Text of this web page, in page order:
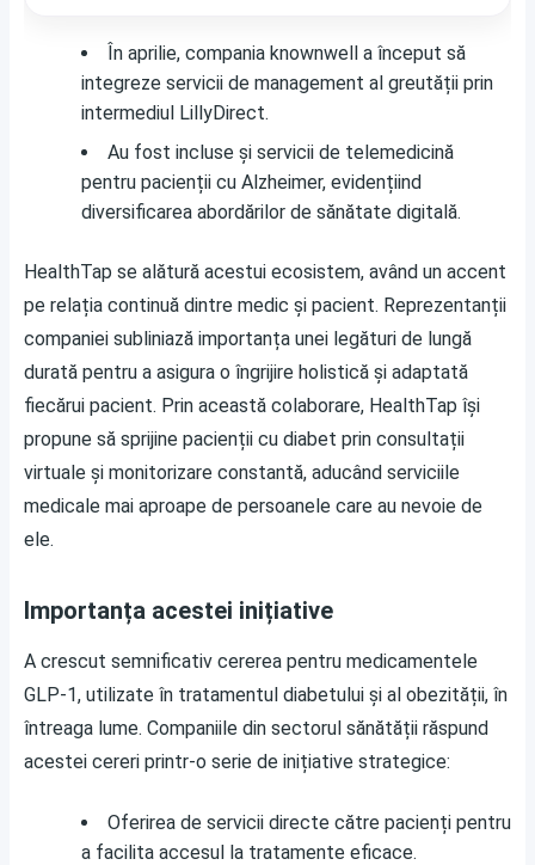
În aprilie, compania knownwell a început să
integreze servicii de management al greutății prin
intermediul LillyDirect.
Au fost incluse și servicii de telemedicină
pentru pacienții cu Alzheimer, evidențiind
diversificarea abordărilor de sănătate digitală.
HealthTap se alătură acestui ecosistem, având un accent
pe relația continuă dintre medic și pacient. Reprezentanții
companiei subliniază importanța unei legături de lungă
durată pentru a asigura o îngrijire holistică și adaptată
fiecărui pacient. Prin această colaborare, HealthTap își
propune să sprijine pacienții cu diabet prin consultații
virtuale și monitorizare constantă, aducând serviciile
medicale mai aproape de persoanele care au nevoie de
ele.
Importanța acestei inițiative
A crescut semnificativ cererea pentru medicamentele
GLP-1, utilizate în tratamentul diabetului și al obezității, în
întreaga lume. Companiile din sectorul sănătății răspund
acestei cereri printr-o serie de inițiative strategice:
Oferirea de servicii directe către pacienți pentru
a facilita accesul la tratamente eficace.